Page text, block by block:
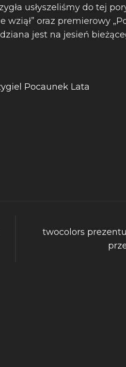
usłyszeliśmy do tej
wziął” oraz premierowy
jest na jesień
twocolors